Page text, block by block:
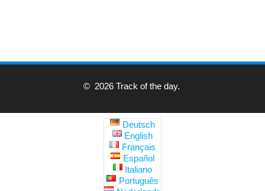
© 2026 Track of the day.
Deutsch
English
Français
Español
Italiano
Português